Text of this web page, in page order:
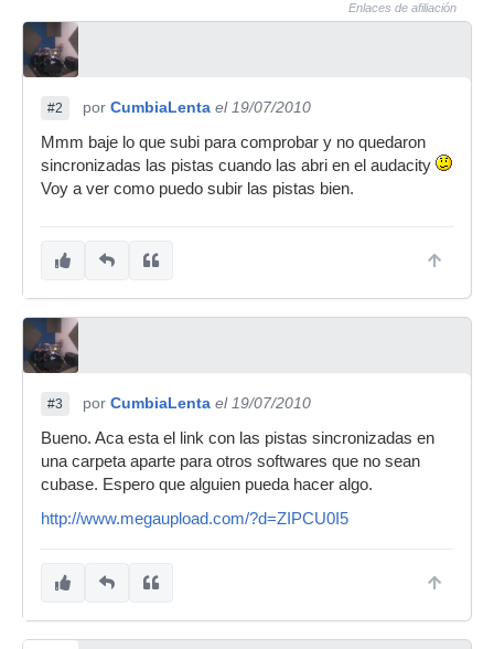
Enlaces de afiliación
#2 por CumbiaLenta el 19/07/2010
Mmm baje lo que subi para comprobar y no quedaron
sincronizadas las pistas cuando las abri en el audacity
Voy a ver como puedo subir las pistas bien.
#3 por CumbiaLenta el 19/07/2010
Bueno. Aca esta el link con las pistas sincronizadas en
una carpeta aparte para otros softwares que no sean
cubase. Espero que alguien pueda hacer algo.
http://www.megaupload.com/?d=ZIPCU0I5